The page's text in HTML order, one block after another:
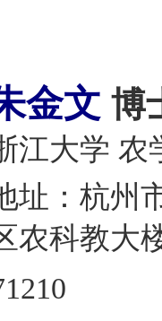
金文 博
江大学 农
址：杭州
农科教大